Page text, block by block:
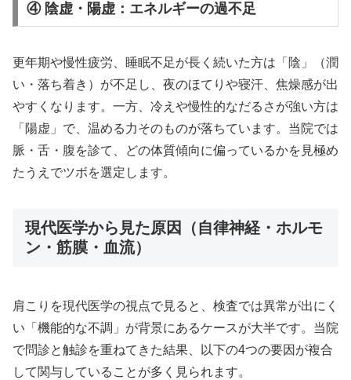
④ 陰虚・陽虚：エネルギーの過不足
更年期や慢性疲労、睡眠不足が長く続いた方は「陰」（潤
い・落ち着き）が不足し、夜のほてりや寝汗、焦燥感が出
やすくなります。一方、冷えや慢性的なだるさが強い方は
「陽虚」で、温める力そのものが落ちています。当院では
脈・舌・腹を診て、どの体質傾向に偏っているかを見極め
たうえでツボを選定します。
現代医学から見た原因（自律神経・ホルモ
ン・筋膜・血流）
肩こりを現代医学の視点で見ると、検査では異常が出にく
い「機能的な不調」が背景にあるケースが大半です。当院
で問診と触診を重ねてきた結果、以下の4つの要因が複合
して関与していることが多く見られます。